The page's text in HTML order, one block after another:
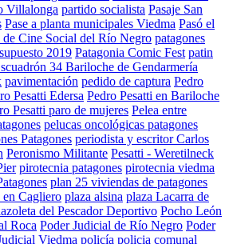
Villalonga partido socialista Pasaje San
Pase a planta municipales Viedma Pasó el
Cine Social del Río Negro patagones
2019 Patagonia Comic Fest patin
34 Bariloche de Gendarmería
pavimentación pedido de captura Pedro
Pesatti Edersa Pedro Pesatti en Bariloche
Pesatti paro de mujeres Pelea entre
pelucas oncológicas patagones
Patagones periodista y escritor Carlos
Peronismo Militante Pesatti - Weretilneck
pirotecnia patagones pirotecnia viedma
plan 25 viviendas de patagones
en Cagliero plaza alsina plaza Lacarra de
del Pescador Deportivo Pocho León
Roca Poder Judicial de Río Negro Poder
Viedma policía policia comunal